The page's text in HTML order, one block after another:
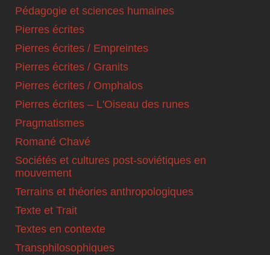
Pédagogie et sciences humaines
Pierres écrites
Pierres écrites / Empreintes
Pierres écrites / Granits
Pierres écrites / Omphalos
Pierres écrites – L'Oiseau des runes
Pragmatismes
Romané Chavé
Sociétés et cultures post-soviétiques en
mouvement
Terrains et théories anthropologiques
Texte et Trait
Textes en contexte
Transphilosophiques